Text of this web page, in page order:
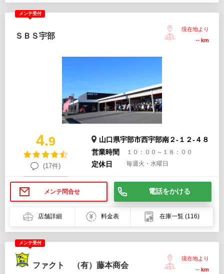
メンテ受付
ＳＢＳ宇部
現在地より
-- km
4.9
(17件)
山口県宇部市西宇部南２-１２-４８
営業時間
１０：００～１８：００
定休日 毎週火・水曜日
メンテ問合せ 電話をかける
店舗詳細 料金表 在庫一覧 (116)
メンテ受付
ファクト （有）藤本商会
現在地より
-- km